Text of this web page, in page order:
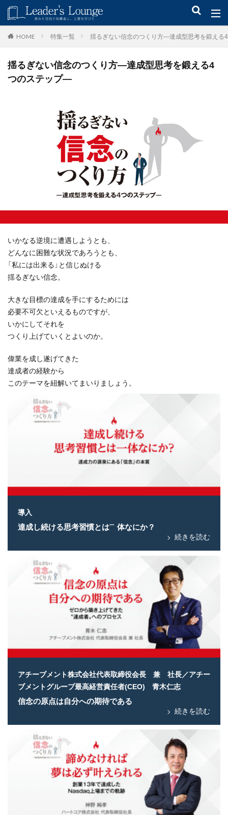
HOME 特集一覧 揺るぎない信念のつくり方―達成型思考を鍛え
揺るぎない信念のつくり方―達成型思考を鍛える4
つのステップ―
いかなる逆境に遭遇しようとも、
どんなに困難な状況であろうとも、
「私には出来る」と信じぬける
揺るぎない信念。
大きな目標の達成を手にするためには
必要不可欠といえるものですが、
いかにしてそれを
つくり上げていくとよいのか。
偉業を成し遂げてきた
達成者の経験から
このテーマを紐解いてまいりましょう。
導入
達成し続ける思考習慣とは㆒体なにか？
続きを読む
アチーブメント株式会社代表取締役会長 兼 社長／アチー
ブメントグループ最高経営責任者(CEO) 青木仁志
信念の原点は自分への期待である
続きを読む
キーワード
青木仁志 モチベーションアップ 後継者育成 事業承継
目標設定 社会貢献
事業戦略
自己管理 夢 日本青年会議所